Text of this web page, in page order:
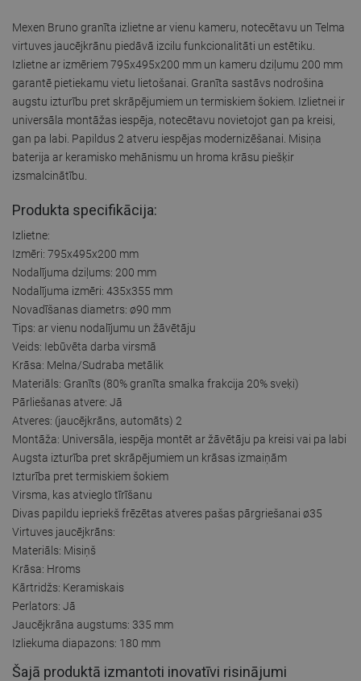
Mexen Bruno granīta izlietne ar vienu kameru, notecētavu un Telma
virtuves jaucējkrānu piedāvā izcilu funkcionalitāti un estētiku.
Izlietne ar izmēriem 795x495x200 mm un kameru dziļumu 200 mm
garantē pietiekamu vietu lietošanai. Granīta sastāvs nodrošina
augstu izturību pret skrāpējumiem un termiskiem šokiem. Izlietnei ir
universāla montāžas iespēja, notecētavu novietojot gan pa kreisi,
gan pa labi. Papildus 2 atveru iespējas modernizēšanai. Misiņa
baterija ar keramisko mehānismu un hroma krāsu piešķir
izsmalcinātību.
Produkta specifikācija:
Izlietne:
Izmēri: 795x495x200 mm
Nodalījuma dziļums: 200 mm
Nodalījuma izmēri: 435x355 mm
Novadīšanas diametrs: ø90 mm
Tips: ar vienu nodalījumu un žāvētāju
Veids: Iebūvēta darba virsmā
Krāsa: Melna/Sudraba metālik
Materiāls: Granīts (80% granīta smalka frakcija 20% sveķi)
Pārliešanas atvere: Jā
Atveres: (jaucējkrāns, automāts) 2
Montāža: Universāla, iespēja montēt ar žāvētāju pa kreisi vai pa labi
Augsta izturība pret skrāpējumiem un krāsas izmaiņām
Izturība pret termiskiem šokiem
Virsma, kas atvieglo tīrīšanu
Divas papildu iepriekš frēzētas atveres pašas pārgriešanai ø35
Virtuves jaucējkrāns:
Materiāls: Misiņš
Krāsa: Hroms
Kārtridžs: Keramiskais
Perlators: Jā
Jaucējkrāna augstums: 335 mm
Izliekuma diapazons: 180 mm
Šajā produktā izmantoti inovatīvi risinājumi